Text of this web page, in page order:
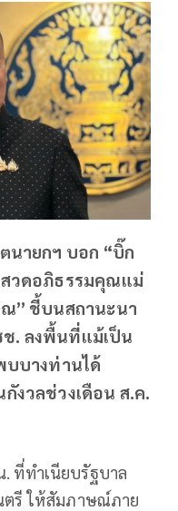
นายกฯ บอก “บิ๊ก
สวดอภิธรรมคุณแม่
” ชี้บนสถานะนา
. ลงพื้นที่แม้เป็น
บบางท่านได้
งวลช่วงเดือน ส.ค.
. ที่ทำเนียบรัฐบาล
ตรี ให้สัมภาษณ์ภาย